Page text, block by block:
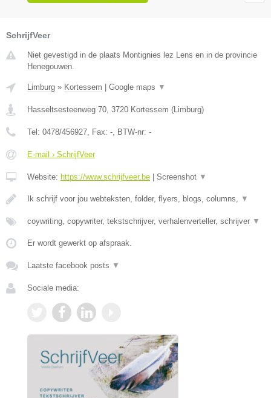
SchrijfVeer
Niet gevestigd in de plaats Montignies lez Lens en in de provincie
Henegouwen.
Limburg » Kortessem Google maps ▼
Hasseltsesteenweg 70, 3720 Kortessem (Limburg)
Tel: 0478/456927, Fax: -, BTW-nr: -
E-mail › SchrijfVeer
Website: https://www.schrijfveer.be Screenshot ▼
Ik schrijf voor jou webteksten, folder, flyers, blogs, columns, ▼
coywriting, copywriter, tekstschrijver, verhalenverteller, schrijver ▼
Er wordt gewerkt op afspraak.
Laatste facebook posts ▼
Sociale media: